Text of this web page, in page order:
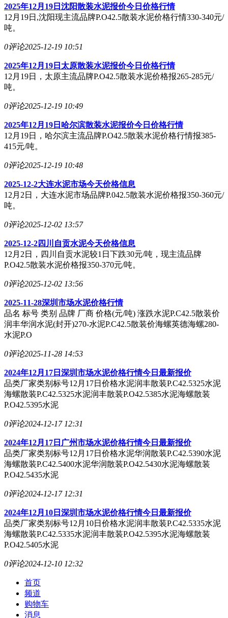
2025年12月19日沈阳散装水泥报价今日价格行情
12月19日,沈阳现主流品牌P.O42.5散装水泥价格行情330-340元/
吨。
0评论2025-12-19 10:51
2025年12月19日太原散装水泥报价今日价格行情
12月19日，太原主流品牌P.O42.5散装水泥价格报265-285元/
吨。
0评论2025-12-19 10:49
2025年12月19日哈尔滨散装水泥报价今日价格行情
12月19日，哈尔滨主流品牌P.O42.5散装水泥价格行情报385-
415元/吨。
0评论2025-12-19 10:48
2025-12-2大连水泥市场今天价格信息
12月2日，大连水泥市场品牌P.042.5散装水泥价格报350-360元/
吨。
0评论2025-12-02 13:57
2025-12-2四川自贡水泥今天价格信息
12月2日，四川自贡水泥较1日下跌30元/吨，现主流品牌
P.O42.5散装水泥价格报350-370元/吨。
0评论2025-12-02 13:56
2025-11-28深圳市场水泥价格行情
品名 标号 类别 品牌 厂商 价格(元/吨) 涨跌水泥P.C42.5散装价
润丰华润水泥(封开)270-水泥P.C42.5散装价海螺英德海螺280-
水泥P.O
0评论2025-11-28 14:53
2024年12月17日深圳市场水泥价格行情今日最新报价
品类厂家类别标号12月17日价格水泥润丰散装P.C42.5325水泥
海螺散装P.C42.5325水泥润丰散装P.O42.5385水泥海螺散装
P.O42.5395水泥
0评论2024-12-17 12:31
2024年12月17日广州市场水泥价格行情今日最新报价
品类厂家类别标号12月17日价格水泥华润散装P.C42.5390水泥
海螺散装P.C42.5400水泥华润散装P.O42.5430水泥海螺散装
P.O42.5435水泥
0评论2024-12-17 12:31
2024年12月10日深圳市场水泥价格行情今日最新报价
品类厂家类别标号12月10日价格水泥润丰散装P.C42.5335水泥
海螺散装P.C42.5335水泥润丰散装P.O42.5395水泥海螺散装
P.O42.5405水泥
0评论2024-12-10 12:32
首页
频道
购物车
消息